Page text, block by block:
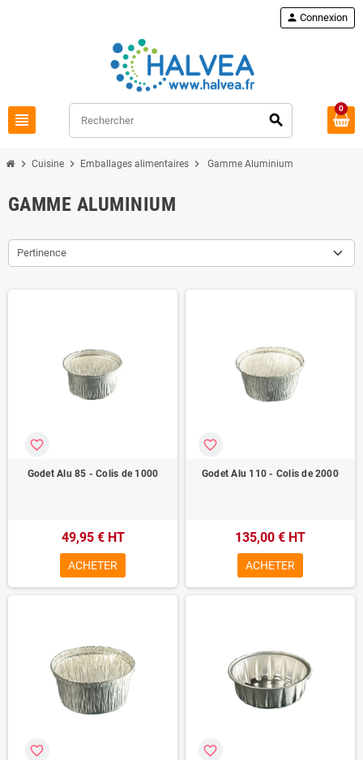
view_headline search
person Connexion
0
chevron_right Cuisine chevron_right Emballages alimentaires chevron_right Gamme Aluminium
GAMME ALUMINIUM
Pertinence
Godet Alu 85 - Colis de 1000
favorite_border
49,95 € HT
ACHETER
Godet Alu 110 - Colis de 2000
favorite_border
135,00 € HT
ACHETER
favorite_border favorite_border